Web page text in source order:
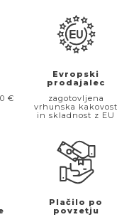
€
Evropski
prodajalec
zagotovljena
vrhunska kakovost
in skladnost z EU
Plačilo po
povzetju